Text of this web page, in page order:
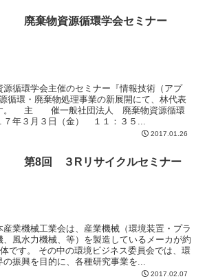
廃棄物資源循環学会セミナー
循環学会主催のセミナー『情報技術（アプ
循環・廃棄物処理事業の新展開にて、林代表
す。 主 催一般社団法人 廃棄物資源循環
３月３日（金） １１：３５...
2017.01.26
第8回 ３Rリサイクルセミナー
業機械工業会は、産業機械（環境装置・プラ
、風水力機械、等）を製造しているメーカが約
です。 その中の環境ビジネス委員会では、環
振興を目的に、各種研究事業を...
2017.02.07